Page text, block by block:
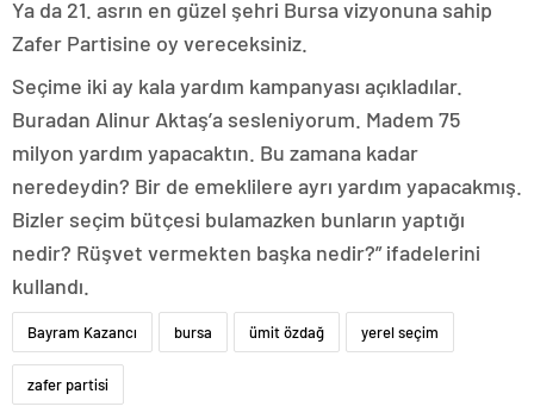
Ya da 21. asrın en güzel şehri Bursa vizyonuna sahip
Zafer Partisine oy vereceksiniz.
Seçime iki ay kala yardım kampanyası açıkladılar.
Buradan Alinur Aktaş’a sesleniyorum. Madem 75
milyon yardım yapacaktın. Bu zamana kadar
neredeydin? Bir de emeklilere ayrı yardım yapacakmış.
Bizler seçim bütçesi bulamazken bunların yaptığı
nedir? Rüşvet vermekten başka nedir?” ifadelerini
kullandı.
Bayram Kazancı bursa ümit özdağ yerel seçim
zafer partisi